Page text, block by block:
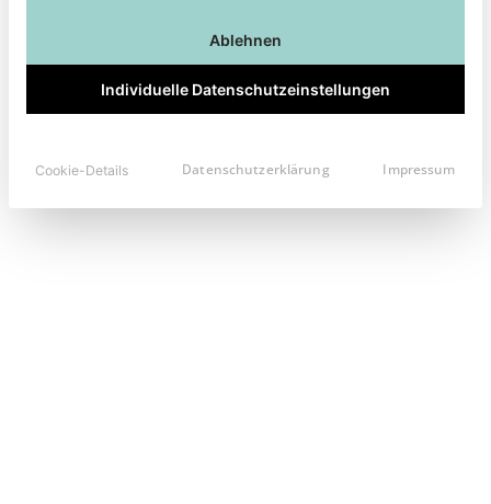
Ablehnen
Individuelle Datenschutzeinstellungen
Cookie-Details Datenschutzerklärung Impressum